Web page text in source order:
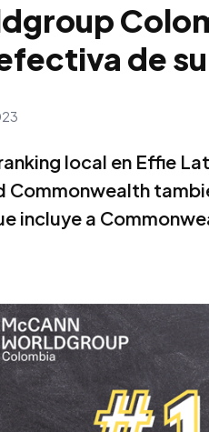
de
local en Effie
Commonwealth
incluye a